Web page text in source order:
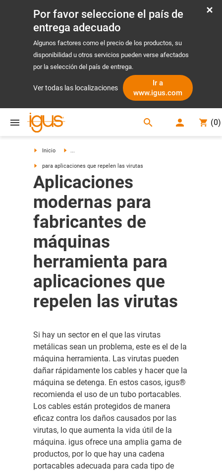
Por favor seleccione el país de
entrega adecuado
Algunos factores como el precio de los productos, su
disponibilidad u otros servicios pueden verse afectados
por la selección del país de entrega.
Ver todas las localizaciones
Ir a
www.igus.com
search (0)
Inicio ...
para aplicaciones que repelen las virutas
Aplicaciones
modernas para
fabricantes de
máquinas
herramienta para
aplicaciones que
repelen las virutas
Si hay un sector en el que las virutas
metálicas sean un problema, este es el de la
máquina herramienta. Las virutas pueden
dañar rápidamente los cables y hacer que la
máquina se detenga. En estos casos, igus®
recomienda el uso de un tubo portacables.
Los cables están protegidos de manera
eficaz contra los daños causados por las
virutas, lo que aumenta la vida útil de la
máquina. igus ofrece una amplia gama de
productos, por lo que hay una cadena
portacables adecuada para cada tipo de